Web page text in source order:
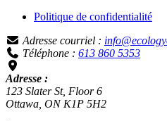
Politique de confidentialité
Adresse courriel :
Téléphone : 613 860 5353
Adresse :
123 Slater St, Floor 6
Ottawa, ON K1P 5H2